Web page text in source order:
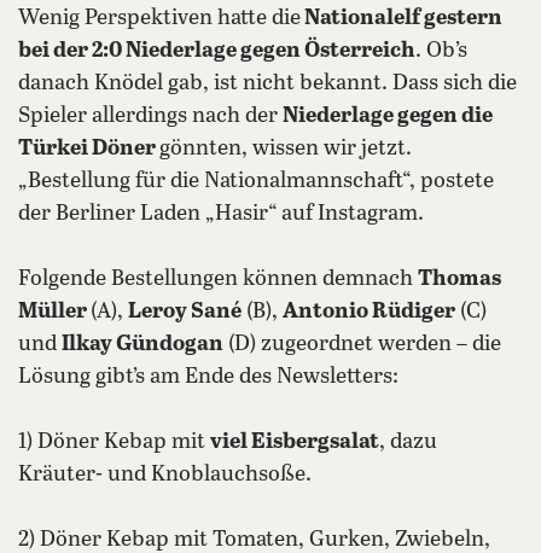
Wenig Perspektiven hatte dieNationalelf gestern
bei der 2:0 Niederlage gegen Österreich. Ob’s
danach Knödel gab, ist nicht bekannt. Dass sich die
Spieler allerdings nach der Niederlage gegen die
Türkei Dönergönnten, wissen wir jetzt.
„Bestellung für die Nationalmannschaft“, postete
der Berliner Laden „Hasir“ auf Instagram.
Folgende Bestellungen können demnach Thomas
Müller (A), Leroy Sané (B), Antonio Rüdiger (C)
und Ilkay Gündogan (D) zugeordnet werden – die
Lösung gibt’s am Ende des Newsletters:
1) Döner Kebap mit viel Eisbergsalat, dazu
Kräuter- und Knoblauchsoße.
2) Döner Kebap mit Tomaten, Gurken, Zwiebeln,